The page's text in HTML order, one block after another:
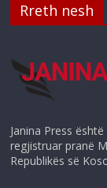
Rreth nesh
Janina Press
regjistruar pranë
Republikës së